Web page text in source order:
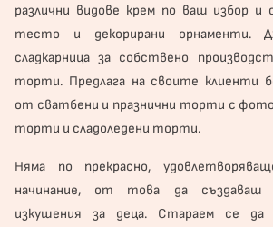
различни видове крем по ваш избор и
тесто и декорирани орнаменти.
сладкарница за собствено
торти. Предлага на своите клиенти
от сватбени и празнични торти с
торти и сладоледени торти.
Няма по прекрасно,
начинание, от това да създаваш
изкушения за деца. Стараем се да